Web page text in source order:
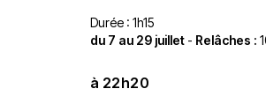
Durée : 1h15
du 7 au 29 juillet - Relâches :
à 22h20